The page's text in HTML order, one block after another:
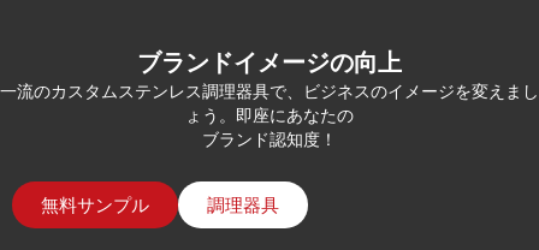
ブランドイメージの向上
一流のカスタムステンレス調理器具で、ビジネスのイメージを変えまし
ょう。即座にあなたの
ブランド認知度！
無料サンプル 調理器具